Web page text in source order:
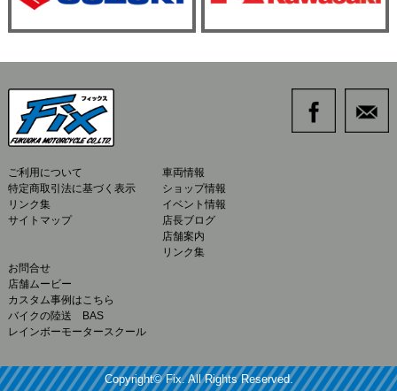
ご利用について
特定商取引法に基づく表示
リンク集
サイトマップ
車両情報
ショップ情報
イベント情報
店長ブログ
店舗案内
リンク集
お問合せ
店舗ムービー
カスタム事例はこちら
バイクの陸送 BAS
レインボーモータースクール
Copyright© Fix. All Rights Reserved.